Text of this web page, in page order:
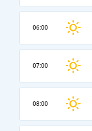
06:00
07:00
08:00